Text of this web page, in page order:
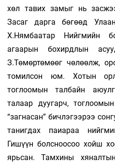
хөл та­вих замыг нь
Засаг дарга бө­гөөд
Х.Нямбаатар Нийг­мийн
агаарын бохирдлын
З.Төмөртөмөөг чөлөөлж,
томилсон юм. Хотын
тоглоомын талбайн
талаар дуу­гарч,
“загнасан” бичлэгээрээ
танигдах паиараа
Гишүүн болс­ноосоо хойш
ярьсан. Тамхины